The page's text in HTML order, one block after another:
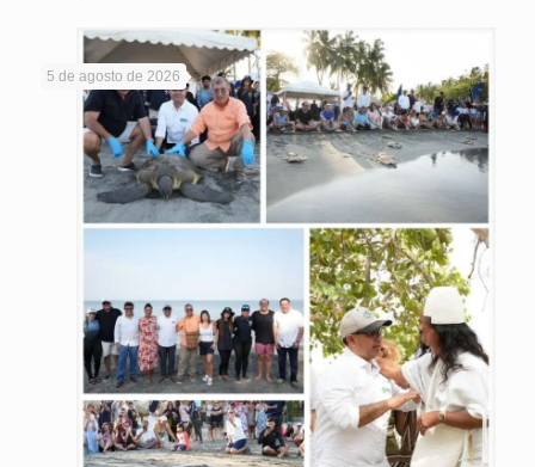
5 de agosto de 2026